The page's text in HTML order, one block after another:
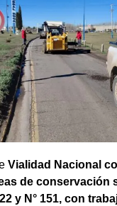
Vialidad Nacional
de conservación
y N° 151, con